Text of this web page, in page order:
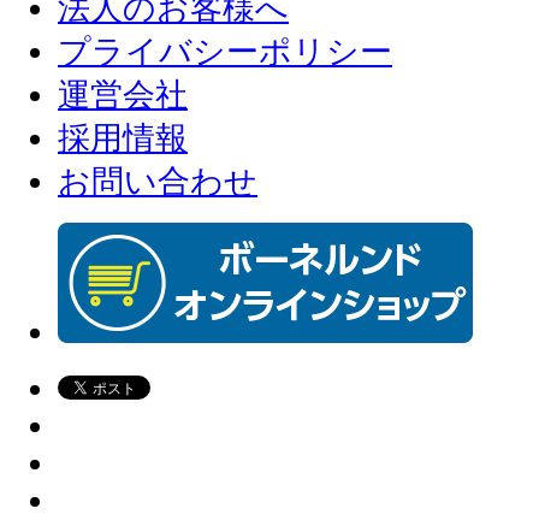
法人のお客様へ
プライバシーポリシー
運営会社
採用情報
お問い合わせ